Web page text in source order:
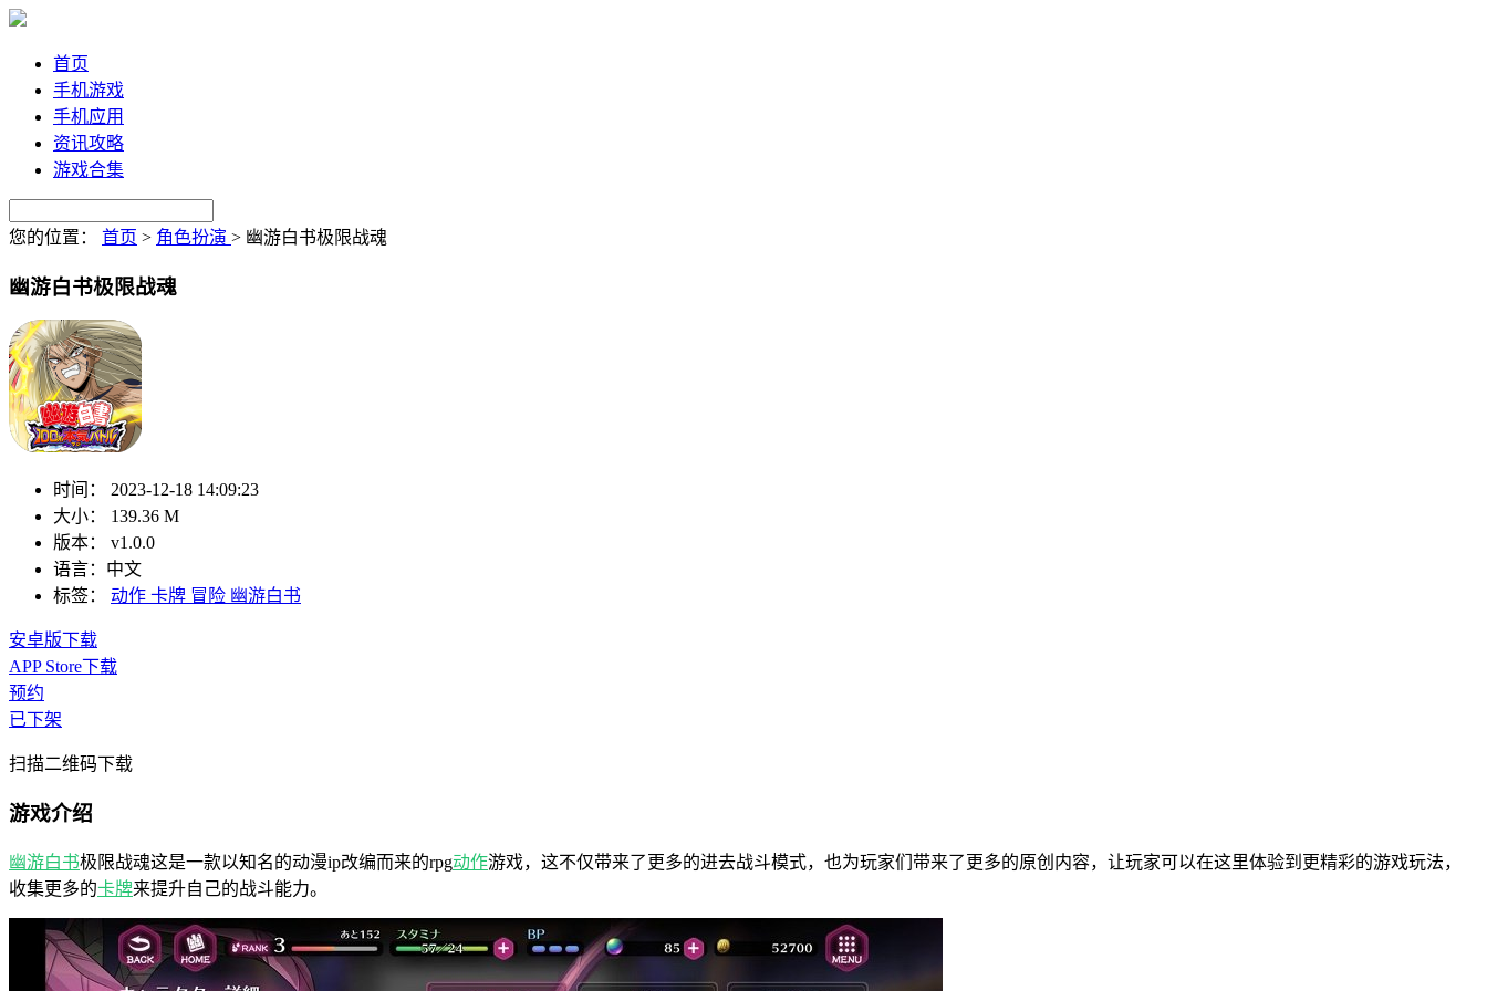
首页
手机游戏
手机应用
资讯攻略
游戏合集
您的位置： 首页 > 角色扮演 > 幽游白书极限战魂
幽游白书极限战魂
时间：
2023-12-18 14:09:23
大小：
139.36 M
版本：
v1.0.0
语言： 中文
标签：
动作 卡牌 冒险 幽游白书
安卓版下载
APP Store下载
预约
已下架
扫描二维码下载
游戏介绍
幽游白书极限战魂这是一款以知名的动漫ip改编而来的rpg动作游戏，这不仅带来了更多的进去战斗模式，也为玩家们带来了更多的原创内容，让玩家可以在这里体验到更精彩的游戏玩法，
收集更多的卡牌来提升自己的战斗能力。